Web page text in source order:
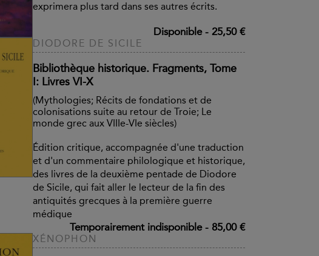
exprimera plus tard dans ses autres écrits.
Disponible- 25,50 €
DIODORE DE SICILE
Bibliothèque historique. Fragments, Tome
I: Livres VI-X
(Mythologies; Récits de fondations et de
colonisations suite au retour de Troie; Le
monde grec aux VIIIe-VIe siècles)
Édition critique, accompagnée d'une traduction
et d'un commentaire philologique et historique,
des livres de la deuxième pentade de Diodore
de Sicile, qui fait aller le lecteur de la fin des
antiquités grecques à la première guerre
médique
Temporairement indisponible- 85,00 €
XÉNOPHON